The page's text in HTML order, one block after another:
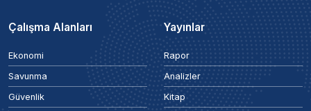
Çalışma Alanları
Ekonomi
Savunma
Güvenlik
Yayınlar
Rapor
Analizler
Kitap